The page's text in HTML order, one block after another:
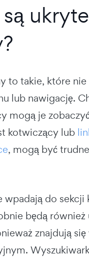
ukryte
to takie, które nie
lub nawigację.
mogą je
kotwiczący lub
, mogą być
wpadają do sekcji
będą
znajdują